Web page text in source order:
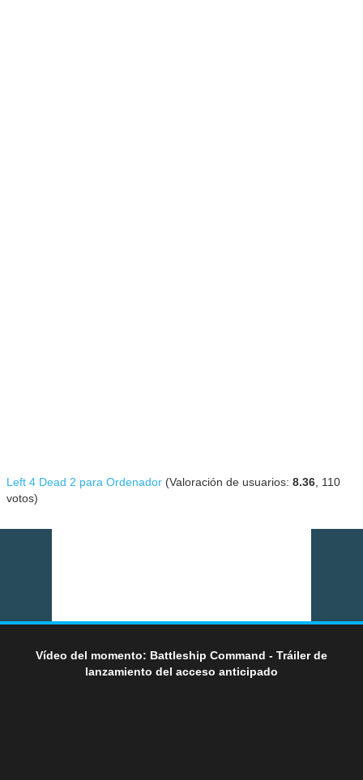
Left 4 Dead 2 para Ordenador (Valoración de usuarios:8.36 110
votos)
Vídeo del momento: Battleship Command - Tráiler de
lanzamiento del acceso anticipado